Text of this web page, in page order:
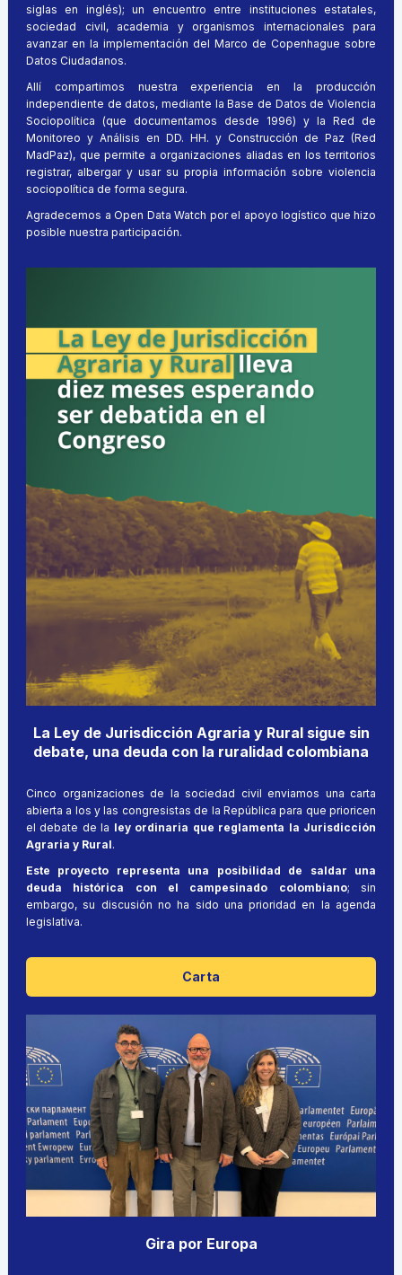
siglas en inglés); un encuentro entre instituciones estatales,
sociedad civil, academia y organismos internacionales para
avanzar en la implementación del Marco de Copenhague sobre
Datos Ciudadanos.
Allí compartimos nuestra experiencia en la producción
independiente de datos, mediante la Base de Datos de Violencia
Sociopolítica (que documentamos desde 1996) y la Red de
Monitoreo y Análisis en DD. HH. y Construcción de Paz (Red
MadPaz), que permite a organizaciones aliadas en los territorios
registrar, albergar y usar su propia información sobre violencia
sociopolítica de forma segura.
Agradecemos a Open Data Watch por el apoyo logístico que hizo
posible nuestra participación.
La Ley de Jurisdicción Agraria y Rural sigue sin
debate, una deuda con la ruralidad colombiana
Cinco organizaciones de la sociedad civil enviamos una carta
abierta a los y las congresistas de la República para que prioricen
el debate de la ley ordinaria que reglamenta la Jurisdicción
Agraria y Rural.
Este proyecto representa una posibilidad de saldar una
deuda histórica con el campesinado colombiano; sin
embargo, su discusión no ha sido una prioridad en la agenda
legislativa.
Carta
Gira por Europa